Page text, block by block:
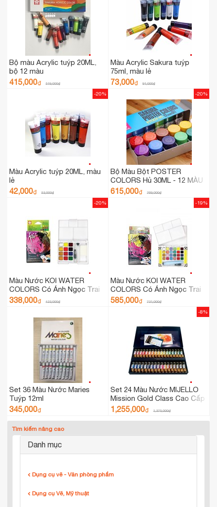
Bộ màu Acrylic tuýp 20ML,
bộ 12 màu
415,000₫ 519,000₫
Màu Acrylic Sakura tuýp
75ml, màu lẻ
73,000₫ 91,000₫
Màu Acrylic tuýp 20ML, màu
lẻ
42,000₫ 53,000₫
-20%
Bộ Màu Bột POSTER
COLORS Hủ 30ML - 12 MÀU
615,000₫ 769,000₫
-20%
Màu Nước KOI WATER
COLORS Có Ánh Ngọc Trai
(Bộ 12 Màu Có Cọ Nước)
338,000₫ 423,000₫
-20%
Màu Nước KOI WATER
COLORS Có Ánh Ngọc Trai
(Bộ 24 Màu Có Cọ Nước)
585,000₫ 731,000₫
-19%
Set 36 Màu Nước Maries
Tuýp 12ml
345,000₫
Set 24 Màu Nước MIJELLO
Mission Gold Class Cao Cấp
Dạng Tuýp - Hạng
Artist/Chuyên Nghiệp
1,255,000₫ 1,375,000₫
-8%
Tìm kiếm nâng cao
Danh mục
Dụng cụ vẽ - Văn phòng phẩm
Dụng cụ Vẽ, Mỹ thuật